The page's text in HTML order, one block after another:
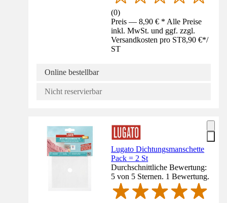
(0)
Preis — 8,90 € * Alle Preise
inkl. MwSt. und ggf. zzgl.
Versandkosten pro ST8,90 €*/
ST
Online bestellbar
Nicht reservierbar
Lugato Dichtungsmanschette
Pack = 2 St
Durchschnittliche Bewertung:
5 von 5 Sternen. 1 Bewertung.